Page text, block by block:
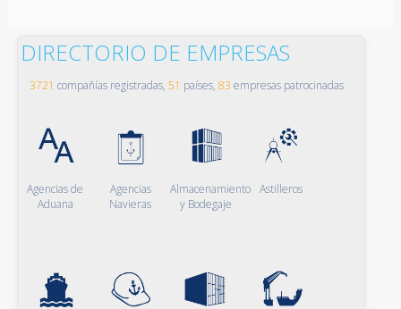
DIRECTORIO DE EMPRESAS
3721 compañías registradas, 51 países, 83 empresas patrocinadas
Agencias de
Aduana
Agencias
Navieras
Almacenamiento
y Bodegaje
Astilleros